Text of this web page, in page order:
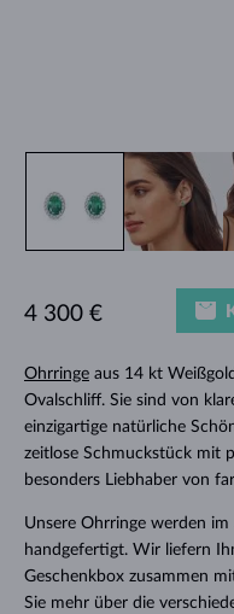
Ohrringeaus 14 kt
Ovalschliff. Sie sind von
einzigartige natürliche
zeitlose Schmuckstück mit
besonders Liebhaber von
Unsere Ohrringe werden
handgefertigt. Wir liefern
Geschenkbox zusammen
Sie mehr über die
4 300 €